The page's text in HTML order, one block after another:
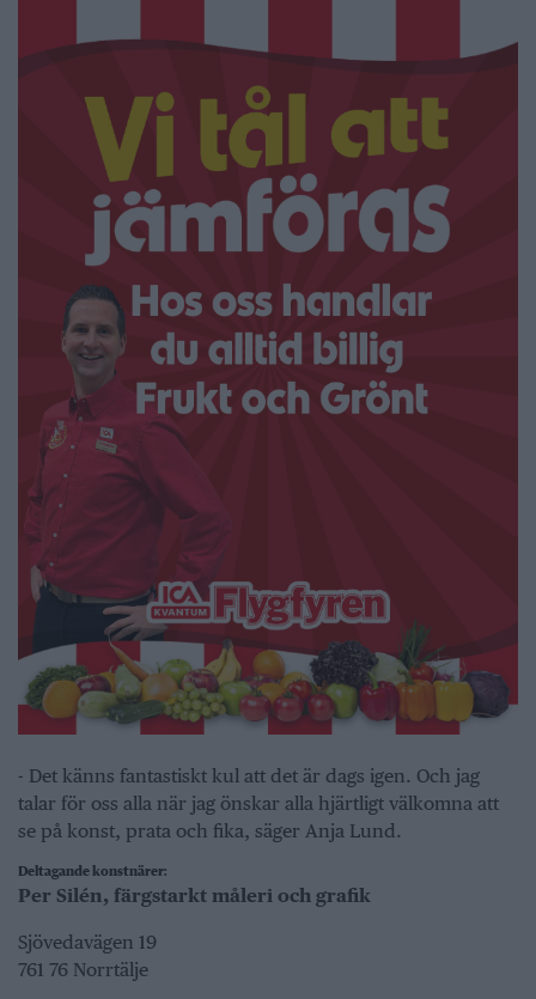
- Det känns fantastiskt kul att det är dags igen. Och jag
talar för oss alla när jag önskar alla hjärtligt välkomna att
se på konst, prata och fika, säger Anja Lund.
Deltagande konstnärer:
Per Silén, färgstarkt måleri och grafik
Sjövedavägen 19
761 76 Norrtälje